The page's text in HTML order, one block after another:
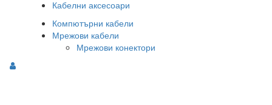
Кабелни аксесоари
Компютърни кабели
Мрежови кабели
Мрежови конектори